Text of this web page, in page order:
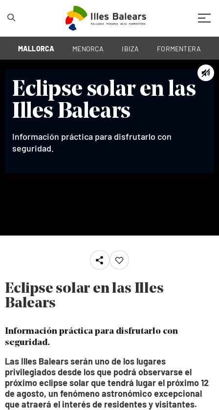
MALLORCA MENORCA IBIZA FORMENTERA
Eclipse solar en las
Illes Balears
Información práctica para disfrutarlo con
seguridad.
Eclipse solar en las Illes
Balears
Información práctica para disfrutarlo con
seguridad.
Las Illes Balears serán uno de los lugares
privilegiados desde los que podrá observarse el
próximo eclipse solar que tendrá lugar el próximo 12
de agosto, un fenómeno astronómico excepcional
que atraerá el interés de residentes y visitantes.